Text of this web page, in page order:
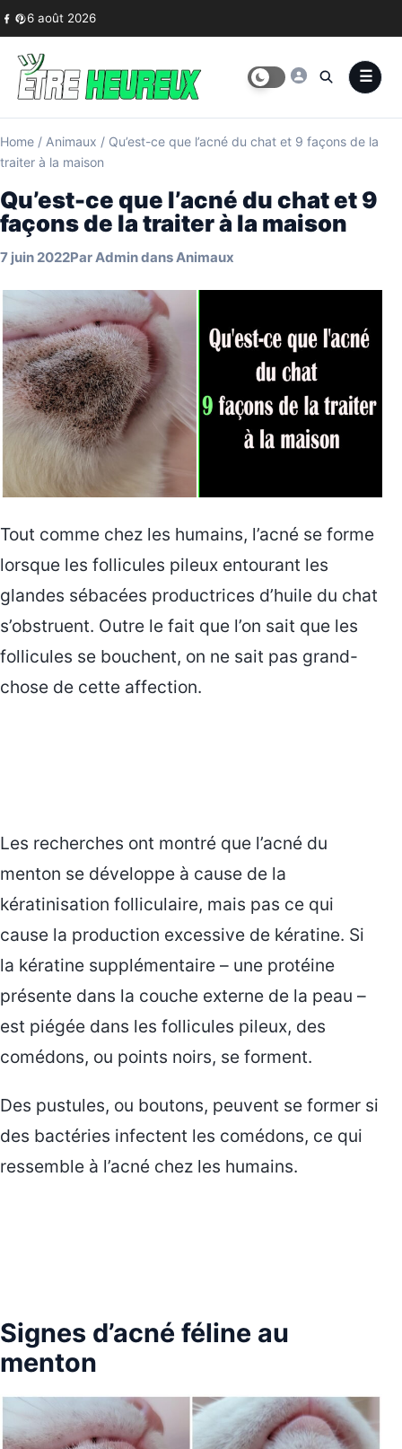
Skip to content
6 août 2026
Home / Animaux / Qu’est-ce que l’acné du chat et 9 façons de la
traiter à la maison
Qu’est-ce que l’acné du chat et 9
façons de la traiter à la maison
7 juin 2022ParAdmindansAnimaux
Tout comme chez les humains, l’acné se forme
lorsque les follicules pileux entourant les
glandes sébacées productrices d’huile du chat
s’obstruent. Outre le fait que l’on sait que les
follicules se bouchent, on ne sait pas grand-
chose de cette affection.
Les recherches ont montré que l’acné du
menton se développe à cause de la
kératinisation folliculaire, mais pas ce qui
cause la production excessive de kératine. Si
la kératine supplémentaire – une protéine
présente dans la couche externe de la peau –
est piégée dans les follicules pileux, des
comédons, ou points noirs, se forment.
Des pustules, ou boutons, peuvent se former si
des bactéries infectent les comédons, ce qui
ressemble à l’acné chez les humains.
Signes d’acné féline au
menton